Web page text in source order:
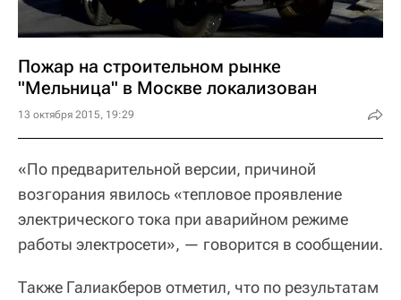
Пожар на строительном рынке
"Мельница" в Москве локализован
13 октября 2015, 19:29
«По предварительной версии, причиной
возгорания явилось «тепловое проявление
электрического тока при аварийном режиме
работы электросети», — говорится в сообщении.
Также Галиакберов отметил, что по результатам